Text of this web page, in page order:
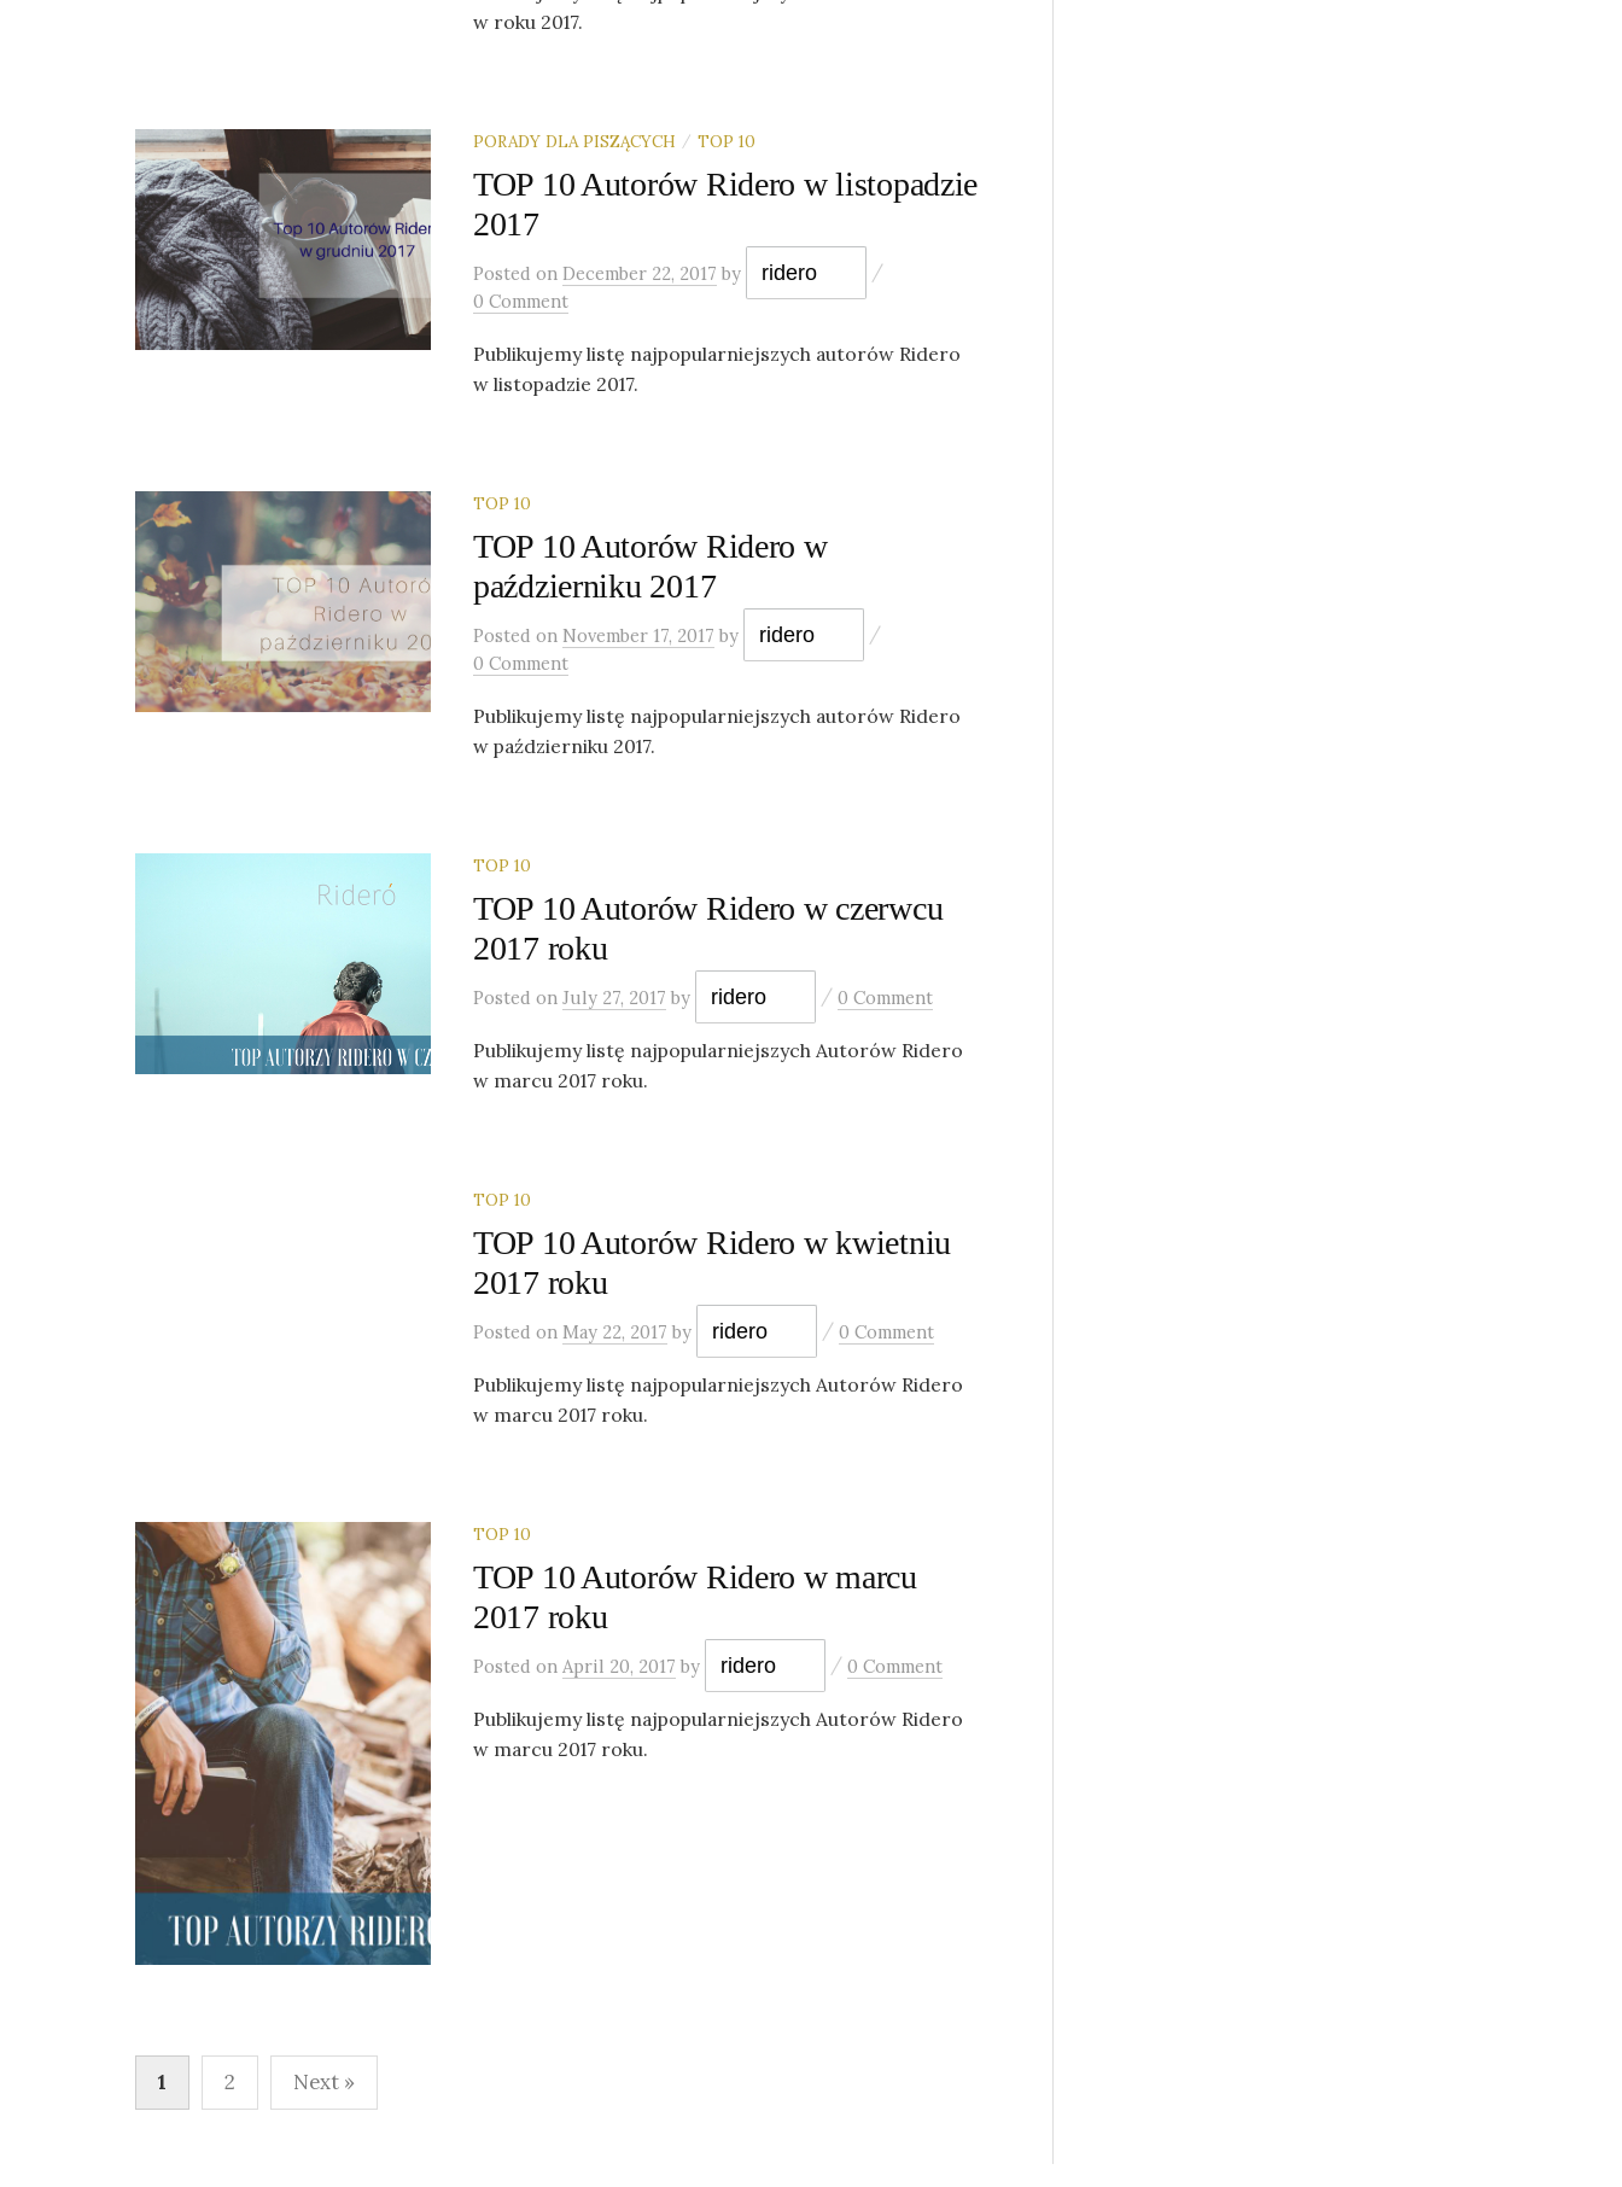
w roku 2017.
PORADY DLA PISZĄCYCH / TOP 10
TOP 10 Autorów Ridero w listopadzie
2017
Posted on December 22, 2017 by ridero
/
0 Comment
Publikujemy listę najpopularniejszych autorów Ridero
w listopadzie 2017.
TOP 10
TOP 10 Autorów Ridero w
październiku 2017
Posted on November 17, 2017 by ridero
/
0 Comment
Publikujemy listę najpopularniejszych autorów Ridero
w październiku 2017.
TOP 10
TOP 10 Autorów Ridero w czerwcu
2017 roku
Posted on July 27, 2017 by ridero / 0 Comment
Publikujemy listę najpopularniejszych Autorów Ridero
w marcu 2017 roku.
TOP 10
TOP 10 Autorów Ridero w kwietniu
2017 roku
Posted on May 22, 2017 by ridero / 0 Comment
Publikujemy listę najpopularniejszych Autorów Ridero
w marcu 2017 roku.
TOP 10
TOP 10 Autorów Ridero w marcu
2017 roku
Posted on April 20, 2017 by ridero / 0 Comment
Publikujemy listę najpopularniejszych Autorów Ridero
w marcu 2017 roku.
Posts
1 2 Next »